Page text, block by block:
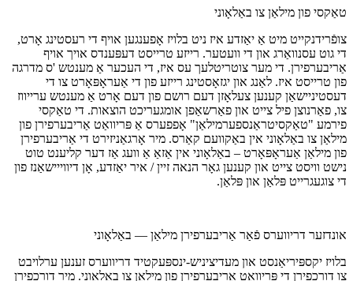
טאַקסי פון מילאַן צו באַלאָוני
צופֿרידנקייט מיט אַ יאַזדע איז ניט בלויז אָפענגען אויף די רעסטינג אָרט,
די גוט עסנוואַרג און די וועטער. רייזע טרייסט דעפּענדס אויך אויף
אַריבערפירן. די מער צוטריטלעך עס איז, די העכער אַ מענטש 'ס מדרגה
פון טרייסט איז. לאַנג און יגזאָסטינג רייזע פון די אַעראָפּאָרט צו די
דעסטיניישאַן קענען צעלאָזן דעם רושם פון דעם אָרט אַ מענטש ערייווז
צו, פאַרנוצן פיל צייט און פאַרשאַפן אומגעריכט הוצאות. די טאַקסי
פירמע "טאַקסיטראַנספערמילאַן" אָפפערס אַ פּריוואַט אַריבערפירן פון
מילאַן צו באַלאָוני אין באַקוועם קאַרס. מיר אָרגאַניזירט די אַריבערפירן
פון מילאַן אַעראָפּאָרט – באַלאָוני אין אַזאַ אַ וועג אַז דער קליענט טוט
נישט וויסט צייט און קענען גאָר הנאה זיין / איר יאַזדע, אָן דיווייישאַנז פון
די צוגעגרייט פּלאַן און פּלאַן.
אונדזער דריווערס פֿאַר אַריבערפירן מילאַן — באַלאָוני
בלויז יקספּיריאַנסט און מעדיציניש-ינספּעקטיד דריווערס זענען ערלויבט
צו דורכפירן די פּריוואַט אַריבערפירן פון מילאַן צו באַלאָוני. מיר דורכפירן